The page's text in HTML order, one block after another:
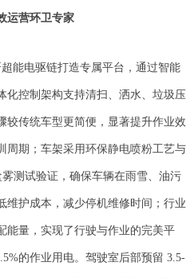
运营环卫专家
能电驱链打造专属平台，通过智能
化控制架构支持清扫、洒水、垃圾压
较传统车型更简便，显著提升作业效
周期；车架采用环保静电喷粉工艺与
测试验证，确保车辆在雨雪、油污
维护成本，减少停机维修时间；行业
能量，实现了行驶与作业的完美平
的作业用电。驾驶室后部预留 3.5-